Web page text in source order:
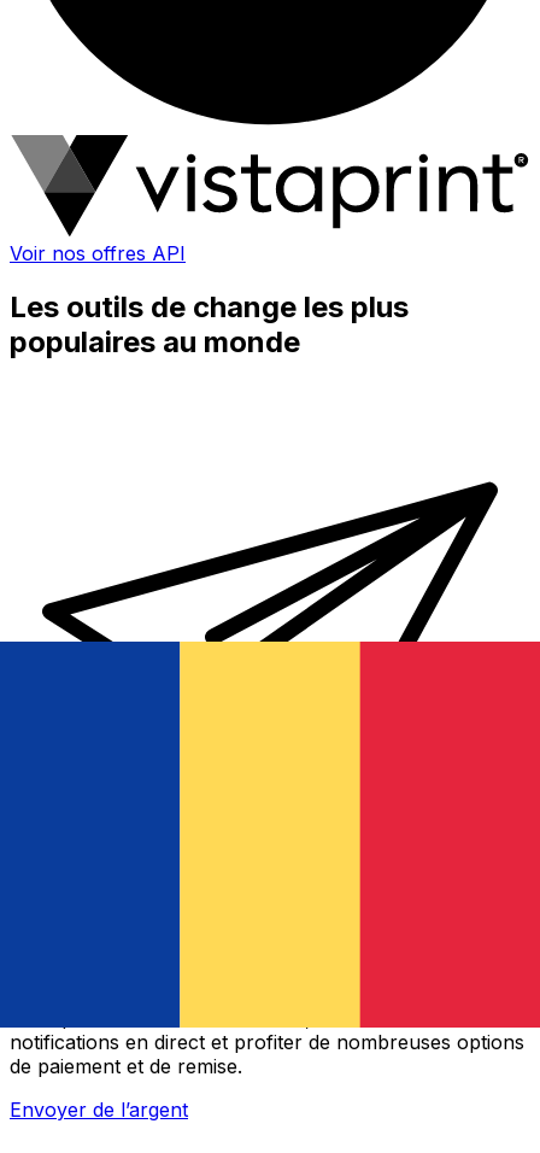
Voir nos offres API
Les outils de change les plus
populaires au monde
notifications en direct et profiter de nombreuses options
de paiement et de remise.
Envoyer de l’argent